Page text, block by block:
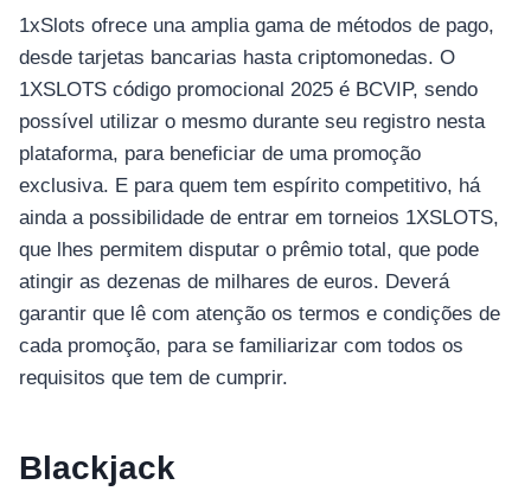
1xSlots ofrece una amplia gama de métodos de pago,
desde tarjetas bancarias hasta criptomonedas. O
1XSLOTS código promocional 2025 é BCVIP, sendo
possível utilizar o mesmo durante seu registro nesta
plataforma, para beneficiar de uma promoção
exclusiva. E para quem tem espírito competitivo, há
ainda a possibilidade de entrar em torneios 1XSLOTS,
que lhes permitem disputar o prêmio total, que pode
atingir as dezenas de milhares de euros. Deverá
garantir que lê com atenção os termos e condições de
cada promoção, para se familiarizar com todos os
requisitos que tem de cumprir.
Blackjack